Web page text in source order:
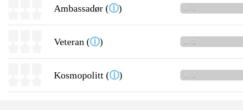
Ambassadør (ⓘ) 0 / 3
Veteran (ⓘ) 0 / 2
Kosmopolitt (ⓘ) 0 / 2